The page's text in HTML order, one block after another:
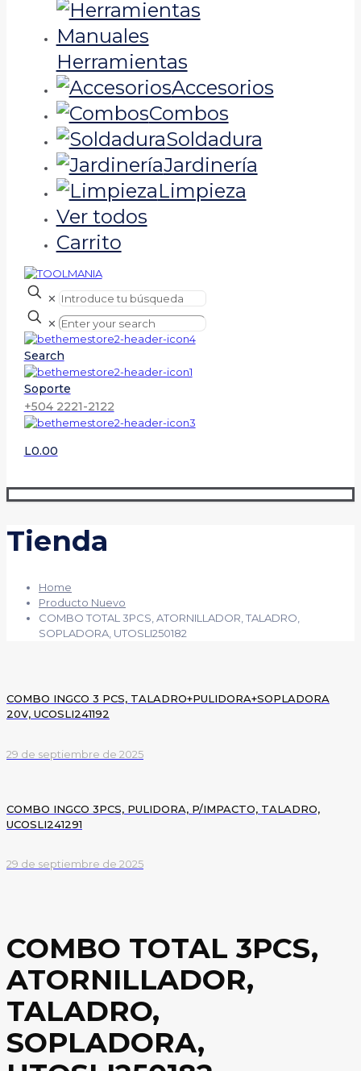
Herramientas
Accesorios
Combos
Soldadura
Jardinería
Limpieza
Ver todos
Carrito
✕
✕
Search
Soporte
+504 2221-2122
L0.00
Tienda
Home
Producto Nuevo
COMBO TOTAL 3PCS, ATORNILLADOR, TALADRO,
SOPLADORA, UTOSLI250182
COMBO INGCO 3 PCS, TALADRO+PULIDORA+SOPLADORA
20V, UCOSLI241192
29 de septiembre de 2025
COMBO INGCO 3PCS, PULIDORA, P/IMPACTO, TALADRO,
UCOSLI241291
29 de septiembre de 2025
COMBO TOTAL 3PCS,
ATORNILLADOR,
TALADRO,
SOPLADORA,